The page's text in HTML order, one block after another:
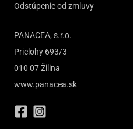
Odstúpenie od zmluvy
PANACEA, s.r.o.
Prielohy 693/3
010 07 Žilina
www.panacea.sk